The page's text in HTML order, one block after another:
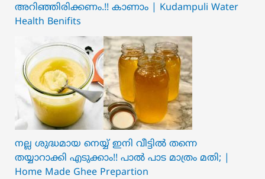
അറിഞ്ഞിരിക്കണം.!! കാണാം | Kudampuli Water
Health Benifits
നല്ല ശുദ്ധമായ നെയ്യ് ഇനി വീട്ടിൽ തന്നെ
തയ്യാറാക്കി എടുക്കാം!! പാൽ പാട മാത്രം മതി; |
Home Made Ghee Prepartion